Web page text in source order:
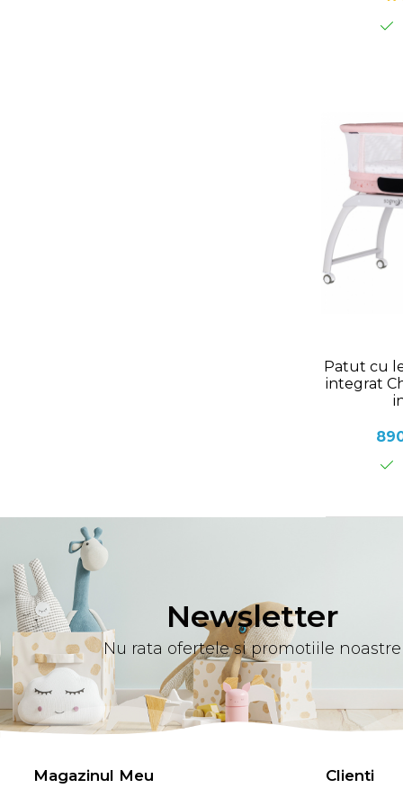
si
Patut cu
integrat
Newsletter
Nu rata ofertele si promotiile noastre
Magazinul Meu Clienti